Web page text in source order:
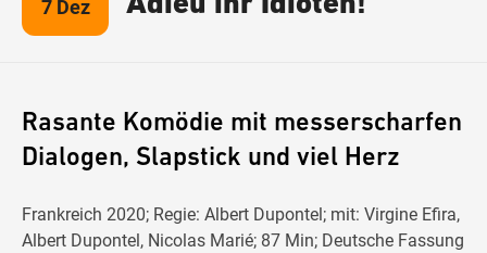
7 Dez
Rasante Komödie mit messerscharfen
Dialogen, Slapstick und viel Herz
Frankreich 2020; Regie: Albert Dupontel; mit: Virgine Efira,
Albert Dupontel, Nicolas Marié; 87 Min; Deutsche Fassung